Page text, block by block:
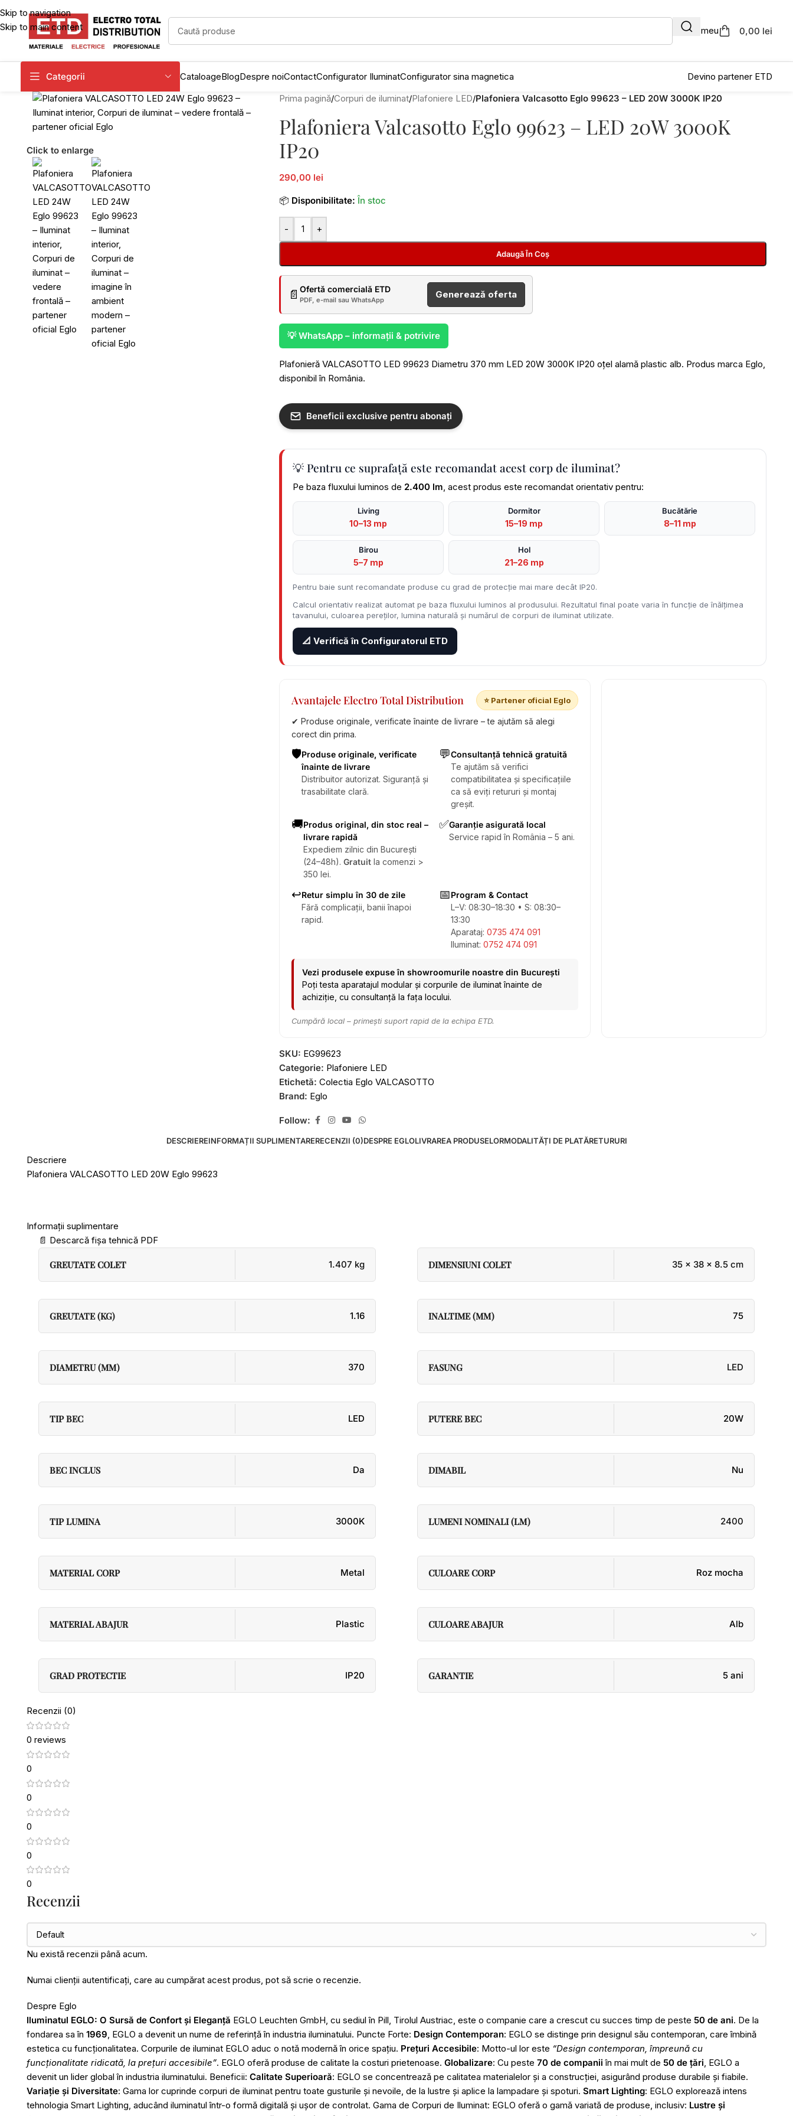
Skip to navigation
Skip to main content
Contul meu 0,00 lei
Categorii CataloageBlogDespre noiContactConfigurator IluminatConfigurator sina magnetica Devino partener ETD
Click to enlarge
Prima pagină/Corpuri de iluminat/Plafoniere LED/Plafoniera Valcasotto Eglo 99623 – LED 20W 3000K IP20
Plafoniera Valcasotto Eglo 99623 – LED 20W 3000K
IP20
290,00 lei
📦 Disponibilitate: În stoc
- +
Adaugă În Coș
📄 Ofertă comercială ETD
PDF, e-mail sau WhatsApp Generează oferta
💡 WhatsApp – informații & potrivire
Plafonieră VALCASOTTO LED 99623 Diametru 370 mm LED 20W 3000K IP20 oțel alamă plastic alb. Produs marca Eglo,
disponibil în România.
Beneficii exclusive pentru abonați
💡 Pentru ce suprafață este recomandat acest corp de iluminat?
Pe baza fluxului luminos de 2.400 lm, acest produs este recomandat orientativ pentru:
Living
10–13 mp
Dormitor
15–19 mp
Bucătărie
8–11 mp
Birou
5–7 mp
Hol
21–26 mp
Pentru baie sunt recomandate produse cu grad de protecție mai mare decât IP20.
Calcul orientativ realizat automat pe baza fluxului luminos al produsului. Rezultatul final poate varia în funcție de înălțimea
tavanului, culoarea pereților, lumina naturală și numărul de corpuri de iluminat utilizate.
📐 Verifică în Configuratorul ETD
Avantajele Electro Total Distribution ⭐ Partener oficial Eglo
✔ Produse originale, verificate înainte de livrare – te ajutăm să alegi
corect din prima.
🛡️Produse originale, verificate
înainte de livrare
Distribuitor autorizat. Siguranță și
trasabilitate clară.
💬Consultanță tehnică gratuită
Te ajutăm să verifici
compatibilitatea și specificațiile
ca să eviți retururi și montaj
greșit.
🚚Produs original, din stoc real –
livrare rapidă
Expediem zilnic din București
(24–48h). Gratuit la comenzi >
350 lei.
✅Garanție asigurată local
Service rapid în România – 5 ani.
↩️Retur simplu în 30 de zile
Fără complicații, banii înapoi
rapid.
📅Program & Contact
L–V: 08:30–18:30 • S: 08:30–
13:30
Aparataj: 0735 474 091
Iluminat: 0752 474 091
Vezi produsele expuse în showroomurile noastre din București
Poți testa aparatajul modular și corpurile de iluminat înainte de
achiziție, cu consultanță la fața locului.
Cumpără local – primești suport rapid de la echipa ETD.
SKU: EG99623
Categorie: Plafoniere LED
Etichetă: Colectia Eglo VALCASOTTO
Brand: Eglo
Follow:
DESCRIEREINFORMAȚII SUPLIMENTARERECENZII (0)DESPRE EGLOLIVRAREA PRODUSELORMODALITĂȚI DE PLATĂRETURURI
Descriere
Plafoniera VALCASOTTO LED 20W Eglo 99623
Informații suplimentare
📄 Descarcă fișa tehnică PDF
GREUTATE COLET 1.407 kg DIMENSIUNI COLET 35 × 38 × 8.5 cm
GREUTATE (KG) 1.16 INALTIME (MM) 75
DIAMETRU (MM) 370 FASUNG LED
TIP BEC LED PUTERE BEC 20W
BEC INCLUS Da DIMABIL Nu
TIP LUMINA 3000K LUMENI NOMINALI (LM) 2400
MATERIAL CORP Metal CULOARE CORP Roz mocha
MATERIAL ABAJUR Plastic CULOARE ABAJUR Alb
GRAD PROTECTIE IP20 GARANTIE 5 ani
Recenzii (0)
0 reviews
0
0
0
0
0
Recenzii
Nu există recenzii până acum.
Numai clienții autentificați, care au cumpărat acest produs, pot să scrie o recenzie.
Despre Eglo
Iluminatul EGLO: O Sursă de Confort și Eleganță EGLO Leuchten GmbH, cu sediul în Pill, Tirolul Austriac, este o companie care a crescut cu succes timp de peste 50 de ani. De la
fondarea sa în 1969, EGLO a devenit un nume de referință în industria iluminatului. Puncte Forte: Design Contemporan: EGLO se distinge prin designul său contemporan, care îmbină
estetica cu funcționalitatea. Corpurile de iluminat EGLO aduc o notă modernă în orice spațiu. Prețuri Accesibile: Motto-ul lor este “Design contemporan, împreună cu
funcționalitate ridicată, la prețuri accesibile”. EGLO oferă produse de calitate la costuri prietenoase. Globalizare: Cu peste 70 de companii în mai mult de 50 de țări, EGLO a
devenit un lider global în industria iluminatului. Beneficii: Calitate Superioară: EGLO se concentrează pe calitatea materialelor și a construcției, asigurând produse durabile și fiabile.
Variație și Diversitate: Gama lor cuprinde corpuri de iluminat pentru toate gusturile și nevoile, de la lustre și aplice la lampadare și spoturi. Smart Lighting: EGLO explorează intens
tehnologia Smart Lighting, aducând iluminatul într-o formă digitală și ușor de controlat. Gama de Corpuri de Iluminat: EGLO oferă o gamă variată de produse, inclusiv: Lustre și